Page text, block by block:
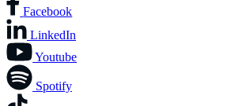
Facebook
LinkedIn
Youtube
Spotify